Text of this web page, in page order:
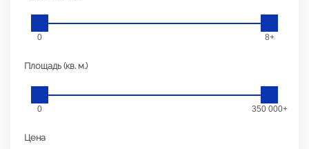
0 8+
Площадь (кв. м.)
0 350 000+
Цена